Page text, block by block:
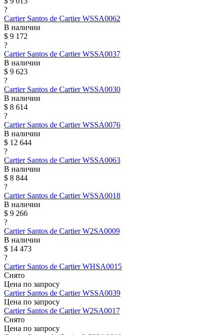
?
Cartier Santos de CartierWSSA0062
В наличии
$ 9 172
?
Cartier Santos de CartierWSSA0037
В наличии
$ 9 623
?
Cartier Santos de CartierWSSA0030
В наличии
$ 8 614
?
Cartier Santos de CartierWSSA0076
В наличии
$ 12 644
?
Cartier Santos de CartierWSSA0063
В наличии
$ 8 844
?
Cartier Santos de CartierWSSA0018
В наличии
$ 9 266
?
Cartier Santos de CartierW2SA0009
В наличии
$ 14 473
?
Cartier Santos de CartierWHSA0015
Снято
Цена по запросу
Cartier Santos de CartierWSSA0039
Цена по запросу
Cartier Santos de CartierW2SA0017
Снято
Цена по запросу